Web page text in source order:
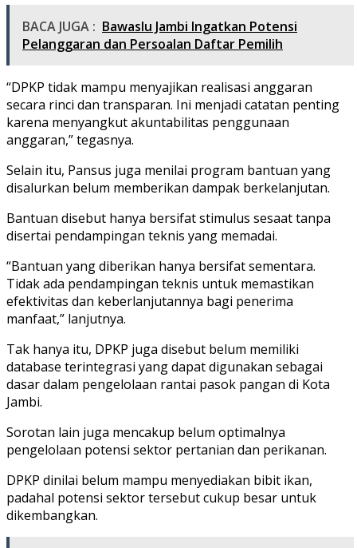
BACA JUGA : Bawaslu Jambi Ingatkan Potensi
Pelanggaran dan Persoalan Daftar Pemilih
“DPKP tidak mampu menyajikan realisasi anggaran
secara rinci dan transparan. Ini menjadi catatan penting
karena menyangkut akuntabilitas penggunaan
anggaran,” tegasnya.
Selain itu, Pansus juga menilai program bantuan yang
disalurkan belum memberikan dampak berkelanjutan.
Bantuan disebut hanya bersifat stimulus sesaat tanpa
disertai pendampingan teknis yang memadai.
“Bantuan yang diberikan hanya bersifat sementara.
Tidak ada pendampingan teknis untuk memastikan
efektivitas dan keberlanjutannya bagi penerima
manfaat,” lanjutnya.
Tak hanya itu, DPKP juga disebut belum memiliki
database terintegrasi yang dapat digunakan sebagai
dasar dalam pengelolaan rantai pasok pangan di Kota
Jambi.
Sorotan lain juga mencakup belum optimalnya
pengelolaan potensi sektor pertanian dan perikanan.
DPKP dinilai belum mampu menyediakan bibit ikan,
padahal potensi sektor tersebut cukup besar untuk
dikembangkan.